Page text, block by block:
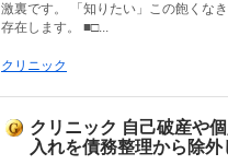
激裏です。 「知りたい」この飽くな
存在します。 ■□...
クリニック
クリニック 自己破産や
入れを債務整理から除外